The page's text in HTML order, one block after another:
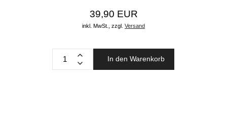
39,90 EUR
inkl. MwSt., zzgl. Versand
In den Warenkorb